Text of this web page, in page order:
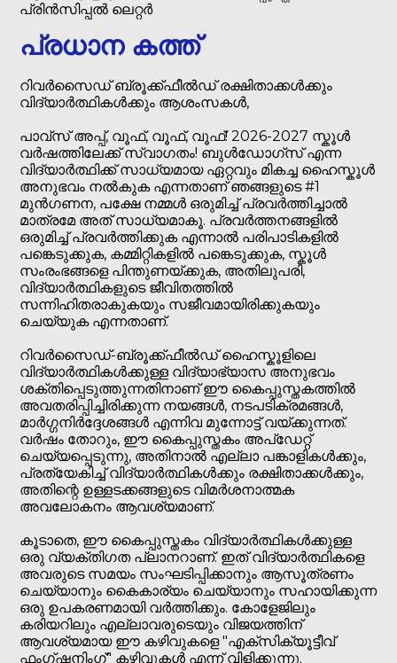
പ്രിൻസിപ്പൽ ലെറ്റർ
പ്രധാന കത്ത്
റിവർസൈഡ് ബ്രൂക്ക്ഫീൽഡ് രക്ഷിതാക്കൾക്കും
വിദ്യാർത്ഥികൾക്കും ആശംസകൾ,
പാവ്സ് അപ്പ്, വൂഫ്, വൂഫ്, വൂഫ്! 2026-2027 സ്കൂൾ
വർഷത്തിലേക്ക് സ്വാഗതം! ബുൾഡോഗ്സ് എന്ന
വിദ്യാർത്ഥിക്ക് സാധ്യമായ ഏറ്റവും മികച്ച ഹൈസ്കൂൾ
അനുഭവം നൽകുക എന്നതാണ് ഞങ്ങളുടെ #1
മുൻഗണന, പക്ഷേ നമ്മൾ ഒരുമിച്ച് പ്രവർത്തിച്ചാൽ
മാത്രമേ അത് സാധ്യമാകൂ. പ്രവർത്തനങ്ങളിൽ
ഒരുമിച്ച് പ്രവർത്തിക്കുക എന്നാൽ പരിപാടികളിൽ
പങ്കെടുക്കുക, കമ്മിറ്റികളിൽ പങ്കെടുക്കുക, സ്കൂൾ
സംരംഭങ്ങളെ പിന്തുണയ്ക്കുക, അതിലുപരി,
വിദ്യാർത്ഥികളുടെ ജീവിതത്തിൽ
സന്നിഹിതരാകുകയും സജീവമായിരിക്കുകയും
ചെയ്യുക എന്നതാണ്.
റിവർസൈഡ്-ബ്രൂക്ക്ഫീൽഡ് ഹൈസ്കൂളിലെ
വിദ്യാർത്ഥികൾക്കുള്ള വിദ്യാഭ്യാസ അനുഭവം
ശക്തിപ്പെടുത്തുന്നതിനാണ് ഈ കൈപ്പുസ്തകത്തിൽ
അവതരിപ്പിച്ചിരിക്കുന്ന നയങ്ങൾ, നടപടിക്രമങ്ങൾ,
മാർഗ്ഗനിർദ്ദേശങ്ങൾ എന്നിവ മുന്നോട്ട് വയ്ക്കുന്നത്.
വർഷം തോറും, ഈ കൈപ്പുസ്തകം അപ്ഡേറ്റ്
ചെയ്യപ്പെടുന്നു, അതിനാൽ എല്ലാ പങ്കാളികൾക്കും,
പ്രത്യേകിച്ച് വിദ്യാർത്ഥികൾക്കും രക്ഷിതാക്കൾക്കും,
അതിന്റെ ഉള്ളടക്കങ്ങളുടെ വിമർശനാത്മക
അവലോകനം ആവശ്യമാണ്.
കൂടാതെ, ഈ കൈപ്പുസ്തകം വിദ്യാർത്ഥികൾക്കുള്ള
ഒരു വ്യക്തിഗത പ്ലാനറാണ്. ഇത് വിദ്യാർത്ഥികളെ
അവരുടെ സമയം സംഘടിപ്പിക്കാനും ആസൂത്രണം
ചെയ്യാനും കൈകാര്യം ചെയ്യാനും സഹായിക്കുന്ന
ഒരു ഉപകരണമായി വർത്തിക്കും. കോളേജിലും
കരിയറിലും എല്ലാവരുടെയും വിജയത്തിന്
ആവശ്യമായ ഈ കഴിവുകളെ "എക്സിക്യൂട്ടീവ്
ഫംഗ്ഷനിംഗ്" കഴിവുകൾ എന്ന് വിളിക്കുന്നു.